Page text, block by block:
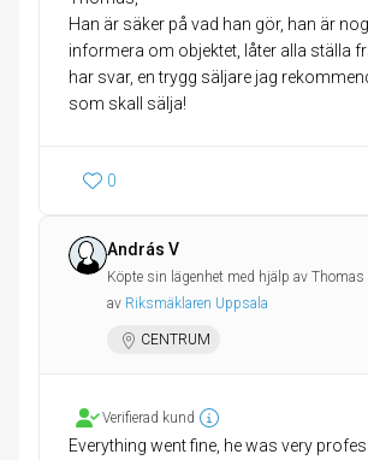
Han är säker på vad han gör, han är
informera om objektet, låter alla ställa
har svar, en trygg säljare jag
som skall sälja!
0
András V
Köpte sin lägenhet med hjälp av Thomas
av Riksmäklaren Uppsala
CENTRUM
Verifierad kund
Everything went fine, he was very